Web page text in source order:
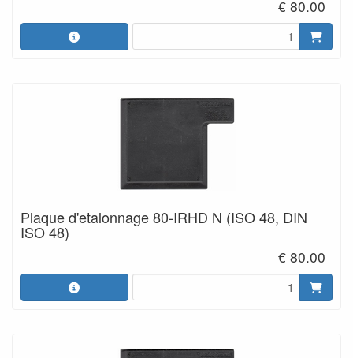
€ 80.00
Plaque d'etalonnage 80-IRHD N (ISO 48, DIN
ISO 48)
€ 80.00